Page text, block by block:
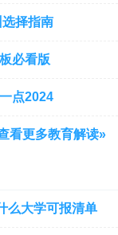
择指南
必看版
点2024
看更多教育解读»
么大学可报清单